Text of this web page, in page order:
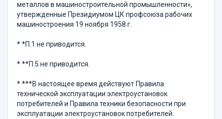
металлов в машиностроительной промышленности»,
утвержденные Президиумом ЦК профсоюза рабочих
машиностроения 19 ноября 1958 г.
* *П.1 не приводится.
* **П.5 не приводится.
* ***В настоящее время действуют Правила
технической эксплуатации электроустановок
потребителей и Правила техники безопасности при
эксплуатации электроустановок потребителей.